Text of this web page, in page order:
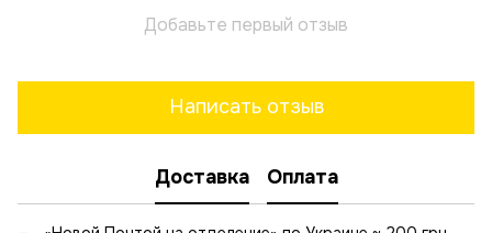
Добавьте первый отзыв
Написать отзыв
Доставка Оплата